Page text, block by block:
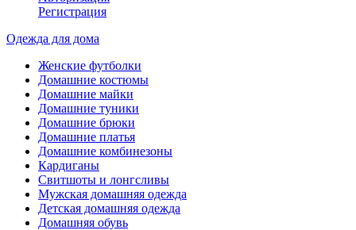
Регистрация
Одежда для дома
Женские футболки
Домашние костюмы
Домашние майки
Домашние туники
Домашние брюки
Домашние платья
Домашние комбинезоны
Кардиганы
Свитшоты и лонгсливы
Мужская домашняя одежда
Детская домашняя одежда
Домашняя обувь